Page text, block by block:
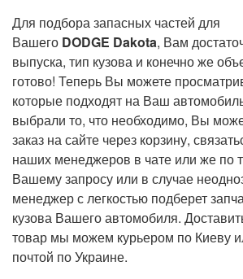
Для подбора запасных частей для
Вашего DODGE Dakota, Вам
выпуска, тип кузова и конечно же
готово! Теперь Вы можете
которые подходят на Ваш
выбрали то, что необходимо, Вы
заказ на сайте через корзину,
наших менеджеров в чате или же по
Вашему запросу или в случае
менеджер с легкостью подберет
кузова Вашего автомобиля.
товар мы можем курьером по Киеву
почтой по Украине.